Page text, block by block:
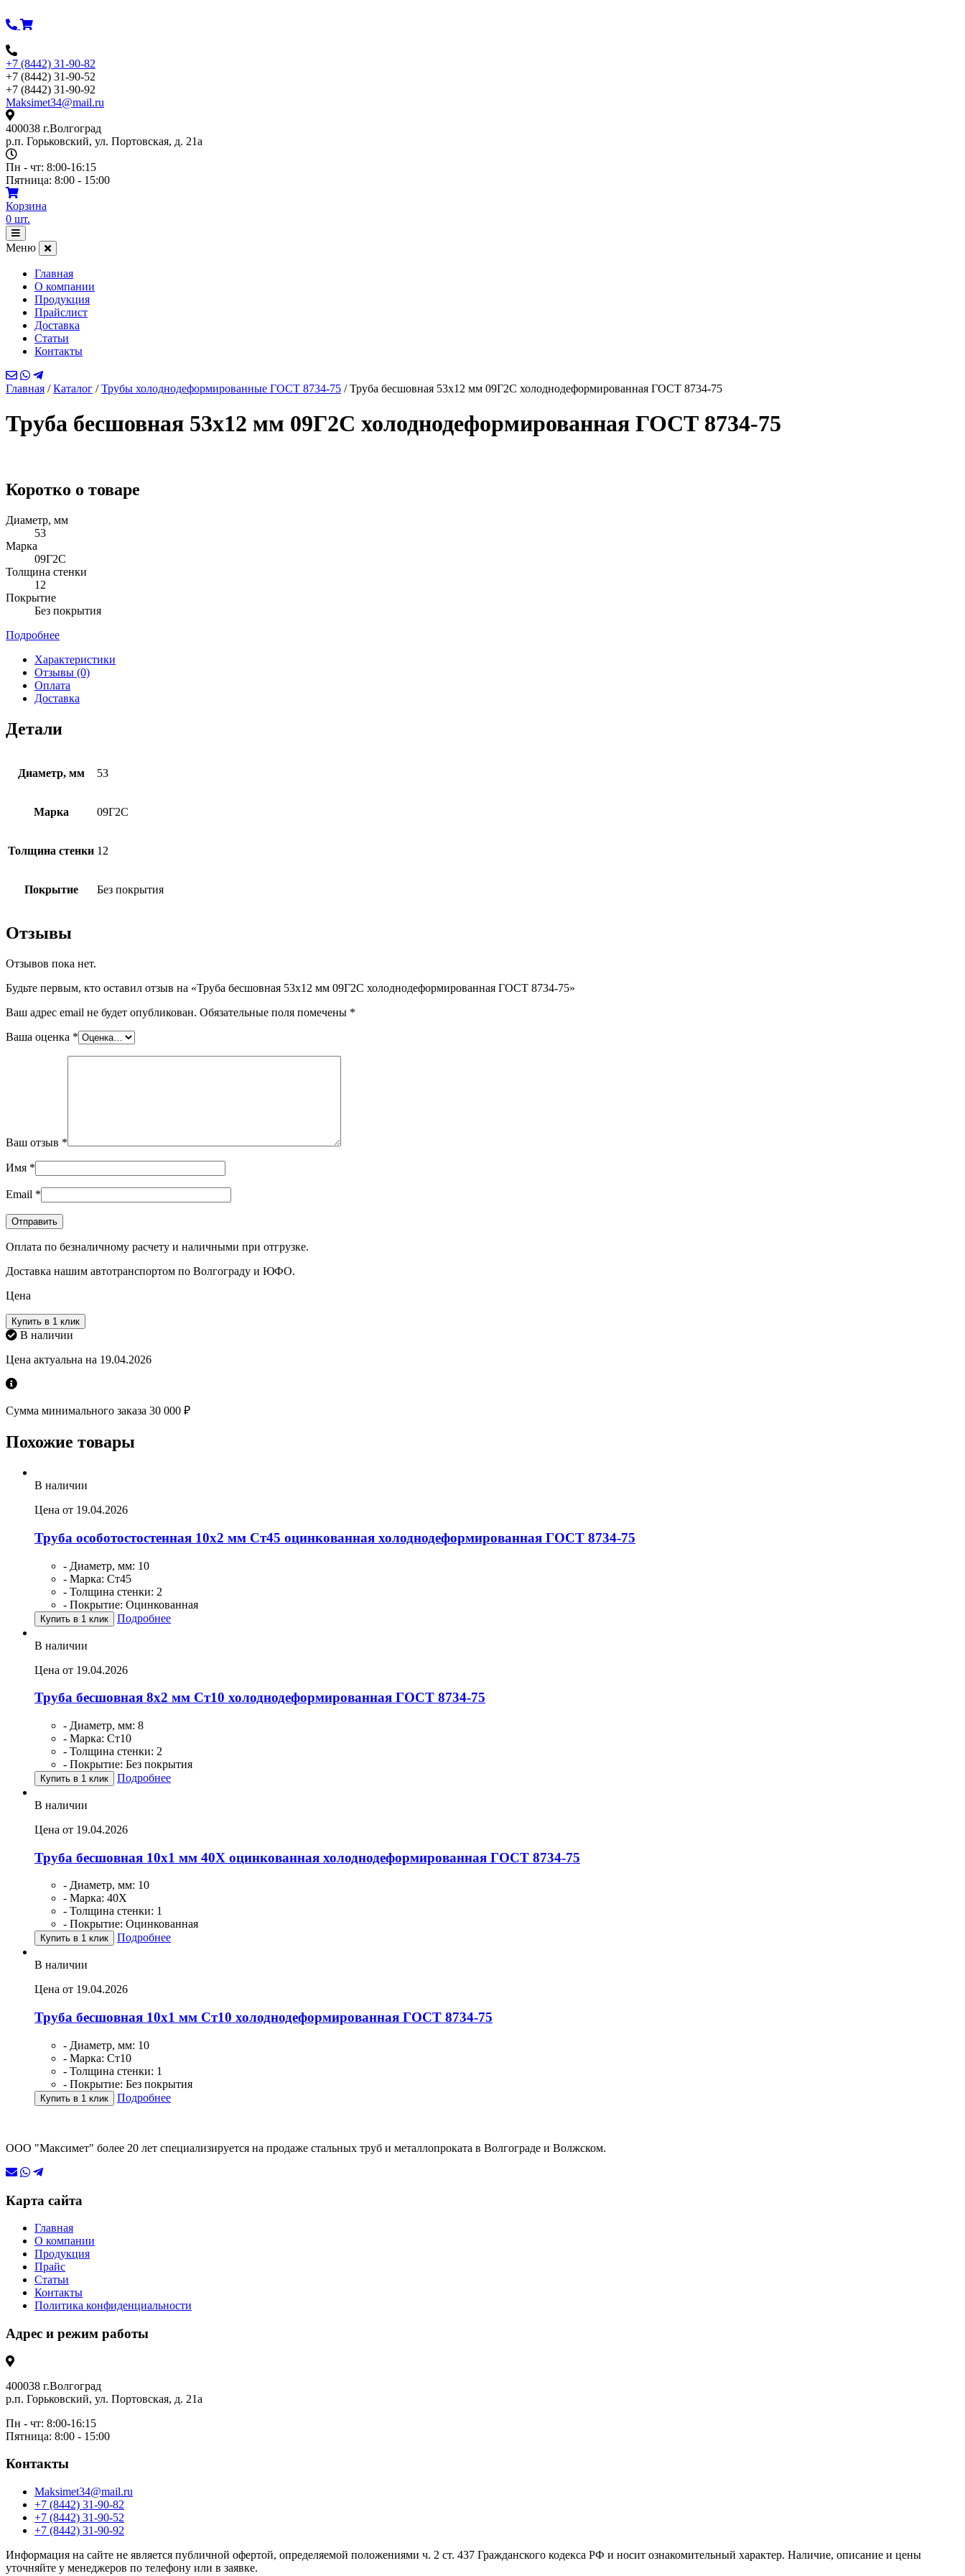
к
+7 (8442) 31-90-82
+7 (8442) 31-90-52
+7 (8442) 31-90-92
Maksimet34@mail.ru
400038 г.Волгоград
р.п. Горьковский, ул. Портовская, д. 21а
Пн - чт: 8:00-16:15
Пятница: 8:00 - 15:00
Корзина
0 шт.
Открыть
меню
Меню
Главная
О компании
Продукция
Прайслист
Доставка
Статьи
Контакты
Главная /Каталог /Трубы холоднодеформированные ГОСТ 8734-75 /Труба бесшовная 53х12 мм 09Г2С холоднодеформированная ГОСТ 8734-75
Труба бесшовная 53х12 мм 09Г2С холоднодеформированная ГОСТ 8734-75
Коротко о товаре
Диаметр, мм
53
Марка
09Г2С
Толщина стенки
12
Покрытие
Без покрытия
Подробнее
Характеристики
Отзывы (0)
Оплата
Доставка
Детали
Диаметр, мм 53
Марка 09Г2С
Толщина стенки 12
Покрытие Без покрытия
Отзывы
Отзывов пока нет.
Будьте первым, кто оставил отзыв на «Труба бесшовная 53х12 мм 09Г2С холоднодеформированная ГОСТ 8734-75»
Ваш адрес email не будет опубликован. Обязательные поля помечены *
Ваша оценка *
Ваш отзыв *
Имя *
Email *
Оплата по безналичному расчету и наличными при отгрузке.
Доставка нашим автотранспортом по Волгограду и ЮФО.
Цена
Купить в 1 клик
В наличии
Цена актуальна на 19.04.2026
Сумма минимального заказа 30 000 ₽
Похожие товары
В наличии
Цена от 19.04.2026
Труба особотостостенная 10х2 мм Ст45 оцинкованная холоднодеформированная ГОСТ 8734-75
- Диаметр, мм: 10
- Марка: Ст45
- Толщина стенки: 2
- Покрытие: Оцинкованная
Купить в 1 клик Подробнее
В наличии
Цена от 19.04.2026
Труба бесшовная 8х2 мм Ст10 холоднодеформированная ГОСТ 8734-75
- Диаметр, мм: 8
- Марка: Ст10
- Толщина стенки: 2
- Покрытие: Без покрытия
Купить в 1 клик Подробнее
В наличии
Цена от 19.04.2026
Труба бесшовная 10х1 мм 40Х оцинкованная холоднодеформированная ГОСТ 8734-75
- Диаметр, мм: 10
- Марка: 40Х
- Толщина стенки: 1
- Покрытие: Оцинкованная
Купить в 1 клик Подробнее
В наличии
Цена от 19.04.2026
Труба бесшовная 10х1 мм Ст10 холоднодеформированная ГОСТ 8734-75
- Диаметр, мм: 10
- Марка: Ст10
- Толщина стенки: 1
- Покрытие: Без покрытия
Купить в 1 клик Подробнее
ООО "Максимет" более 20 лет специализируется на продаже стальных труб и металлопроката в Волгограде и Волжском.
Карта сайта
Главная
О компании
Продукция
Прайс
Статьи
Контакты
Политика конфиденциальности
Адрес и режим работы
400038 г.Волгоград
р.п. Горьковский, ул. Портовская, д. 21а
Пн - чт: 8:00-16:15
Пятница: 8:00 - 15:00
Контакты
Maksimet34@mail.ru
+7 (8442) 31-90-82
+7 (8442) 31-90-52
+7 (8442) 31-90-92
Информация на сайте не является публичной офертой, определяемой положениями ч. 2 ст. 437 Гражданского кодекса РФ и носит ознакомительный характер. Наличие, описание и цены
уточняйте у менеджеров по телефону или в заявке.